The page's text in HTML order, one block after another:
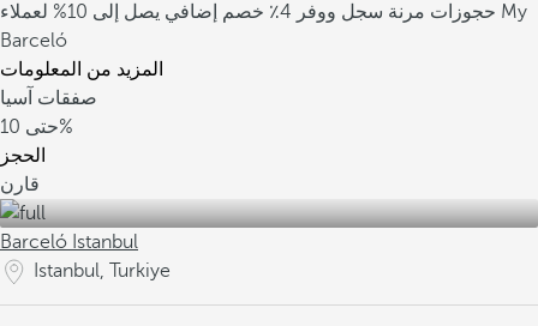
حجوزات مرنة سجل ووفر 4٪
خصم إضافي يصل إلى 10% لعملاء My
Barceló
المزيد من المعلومات
صفقات آسيا
حتى10%
الحجز
قارن
Barceló Istanbul
Istanbul, Turkiye